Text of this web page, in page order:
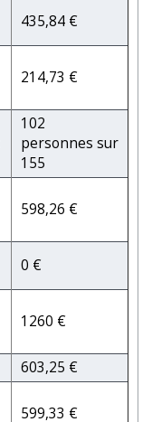
435,84 €
214,73 €
102
personnes sur
155
598,26 €
0 €
1260 €
603,25 €
599,33 €